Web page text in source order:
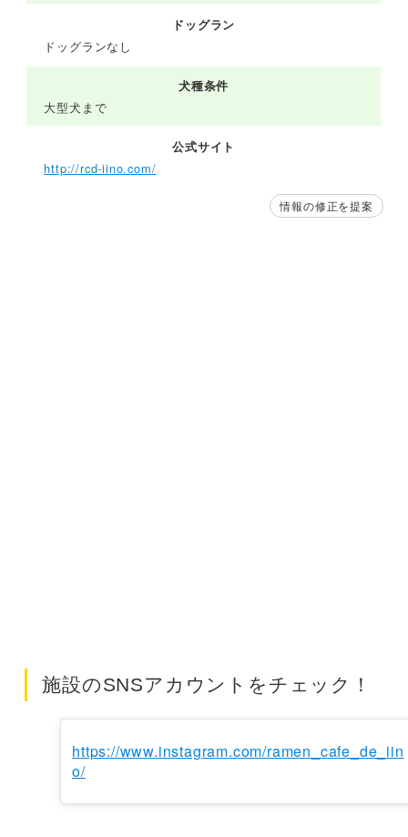
ドッグラン
ドッグランなし
犬種条件
大型犬まで
公式サイト
http://rcd-iino.com/
情報の修正を提案
施設のSNSアカウントをチェック！
https://www.instagram.com/ramen_cafe_de_iin
o/